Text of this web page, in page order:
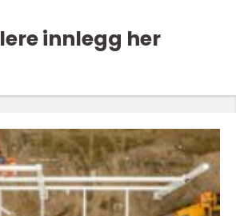
innlegg her